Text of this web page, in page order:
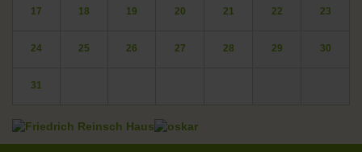
17 18 19 20 21 22 23
24 25 26 27 28 29 30
31